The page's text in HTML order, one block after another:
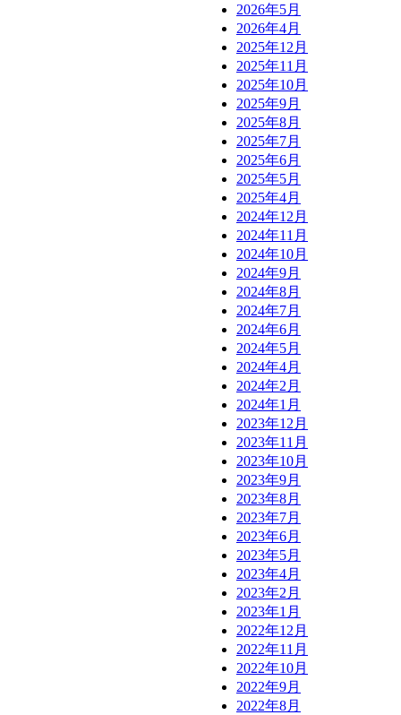
2026年5月
2026年4月
2025年12月
2025年11月
2025年10月
2025年9月
2025年8月
2025年7月
2025年6月
2025年5月
2025年4月
2024年12月
2024年11月
2024年10月
2024年9月
2024年8月
2024年7月
2024年6月
2024年5月
2024年4月
2024年2月
2024年1月
2023年12月
2023年11月
2023年10月
2023年9月
2023年8月
2023年7月
2023年6月
2023年5月
2023年4月
2023年2月
2023年1月
2022年12月
2022年11月
2022年10月
2022年9月
2022年8月